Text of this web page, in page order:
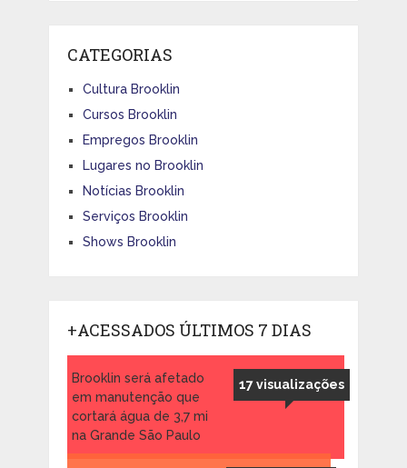
CATEGORIAS
Cultura Brooklin
Cursos Brooklin
Empregos Brooklin
Lugares no Brooklin
Notícias Brooklin
Serviços Brooklin
Shows Brooklin
+ACESSADOS ÚLTIMOS 7 DIAS
17 visualizações
Brooklin será afetado
em manutenção que
cortará água de 3,7 mi
na Grande São Paulo